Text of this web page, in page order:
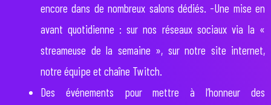
encore dans de nombreux salons dédiés. -Une mise en
avant quotidienne : sur nos réseaux sociaux via la «
streameuse de la semaine », sur notre site internet,
notre équipe et chaîne Twitch.
Des événements pour mettre à l’honneur des